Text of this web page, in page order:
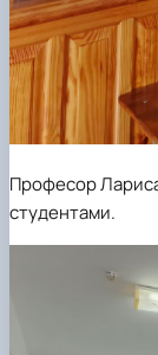
Професор Лариса
студентами.